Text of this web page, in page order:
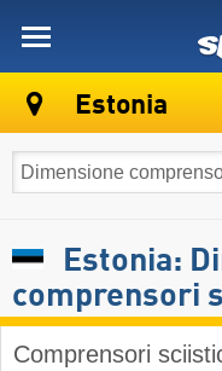
Estonia
Estonia:
comprensori
Comprensori